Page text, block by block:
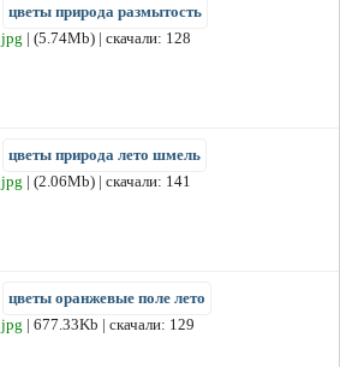
цветы природа размытость
jpg | (5.74Mb) | скачали: 128
цветы природа лето шмель
jpg | (2.06Mb) | скачали: 141
цветы оранжевые поле лето
jpg | 677.33Kb | скачали: 129